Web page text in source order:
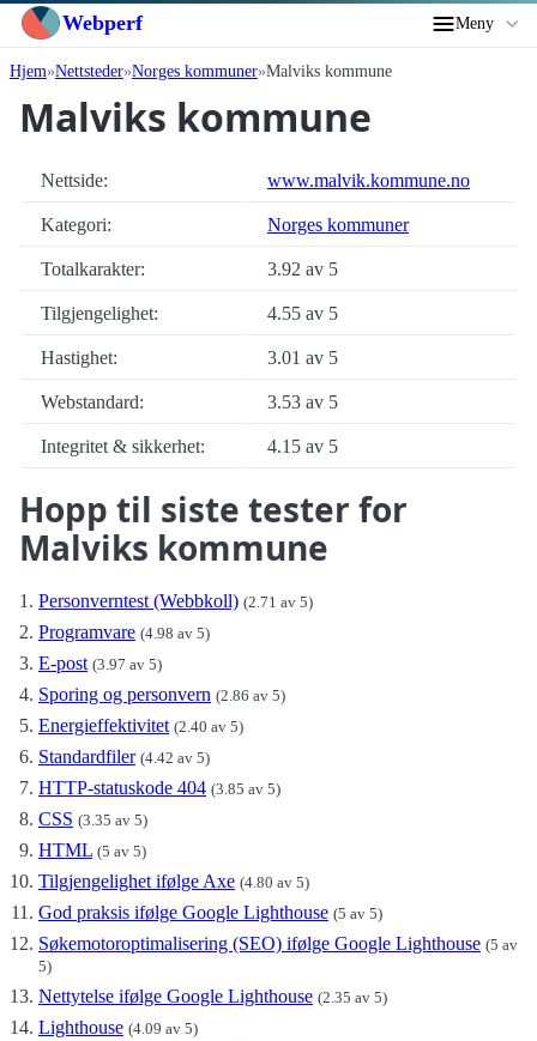
Webperf Meny
Hjem Nettsteder Norges kommuner Malviks kommune
Malviks kommune
Nettside: www.malvik.kommune.no
Kategori: Norges kommuner
Totalkarakter: 3.92 av 5
Tilgjengelighet: 4.55 av 5
Hastighet: 3.01 av 5
Webstandard: 3.53 av 5
Integritet & sikkerhet: 4.15 av 5
Hopp til siste tester for
Malviks kommune
Personverntest (Webbkoll) (2.71 av 5)
Programvare (4.98 av 5)
E-post (3.97 av 5)
Sporing og personvern (2.86 av 5)
Energieffektivitet (2.40 av 5)
Standardfiler (4.42 av 5)
HTTP-statuskode 404 (3.85 av 5)
CSS (3.35 av 5)
HTML (5 av 5)
Tilgjengelighet ifølge Axe (4.80 av 5)
God praksis ifølge Google Lighthouse (5 av 5)
Søkemotoroptimalisering (SEO) ifølge Google Lighthouse (5 av
5)
Nettytelse ifølge Google Lighthouse (2.35 av 5)
Lighthouse (4.09 av 5)